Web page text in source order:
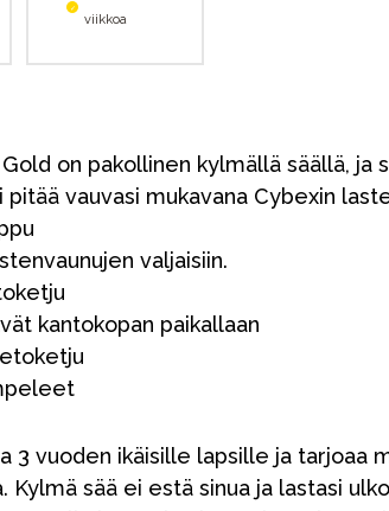
viikkoa
on pakollinen kylmällä säällä, ja
vauvasi mukavana Cybexin
valjaisiin.
kantokopan paikallaan
3 vuoden ikäisille lapsille ja tarjoaa
Kylmä sää ei estä sinua ja lastasi